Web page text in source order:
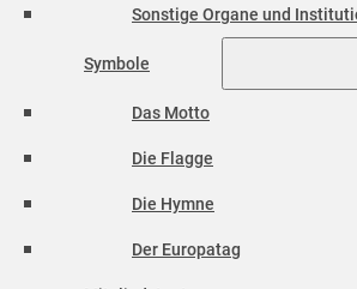
Sonstige Organe und
Symbole
Das Motto
Die Flagge
Die Hymne
Der Europatag